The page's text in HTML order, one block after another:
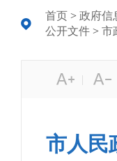
首页 > 政府信
公开文件 > 市
|
市人民